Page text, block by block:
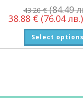
43.20€ (84.49
38.88 € (76.04 лв.)
Select options